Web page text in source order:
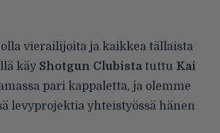
olla vierailijoita ja kaikkea tällaista
käy Shotgun Clubistatuttu Kai
pari kappaletta, ja olemme
levyprojektia yhteistyössä hänen